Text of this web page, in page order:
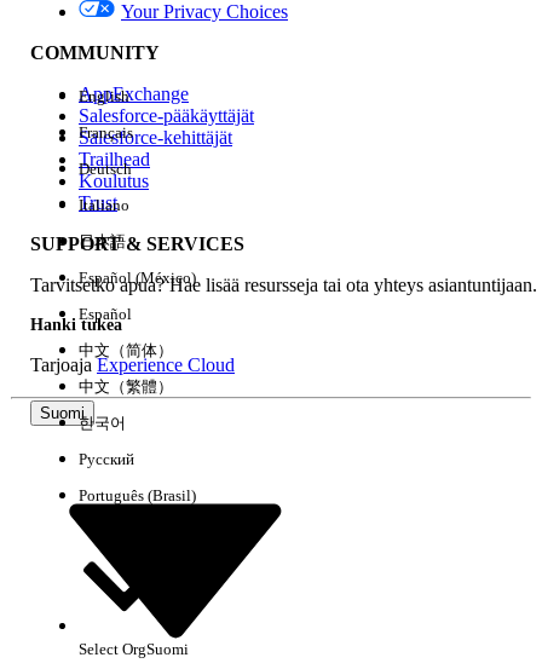
Edition
Kokemus
Tyhjennä kaikki Valmis
Your Privacy Choices
COMMUNITY
AppExchange
Salesforce-pääkäyttäjät
Salesforce-kehittäjät
Trailhead
Koulutus
Trust
SUPPORT & SERVICES
Tarvitsetko apua? Hae lisää resursseja tai ota yhteys asiantuntijaan.
Hanki tukea
TarjoajaExperience Cloud
Suomi
English
Français
Deutsch
Italiano
日本語
Español (México)
Español
中文（简体）
中文（繁體）
한국어
Русский
Português (Brasil)
Select OrgSuomi